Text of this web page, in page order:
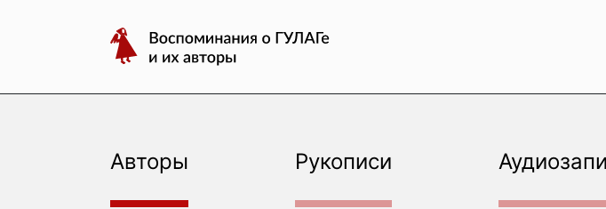
Воспоминания
о
и
Авторы Рукописи